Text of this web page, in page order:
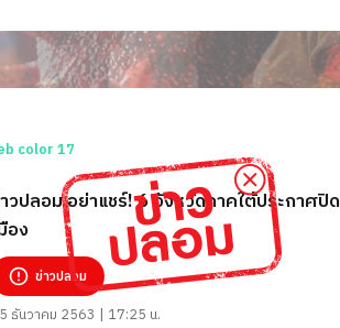
วปลอม อย่าแชร์! 6 จังหวัดภาคใต้ประกาศปิด
อง
ข่าวปลอม
ธันวาคม 2563 | 17:25 น.